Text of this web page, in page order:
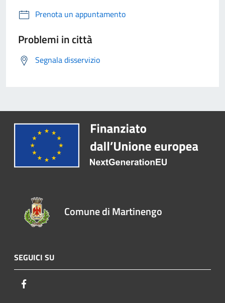
Prenota un appuntamento
Problemi in città
Segnala disservizio
Comune di Martinengo
SEGUICI SU